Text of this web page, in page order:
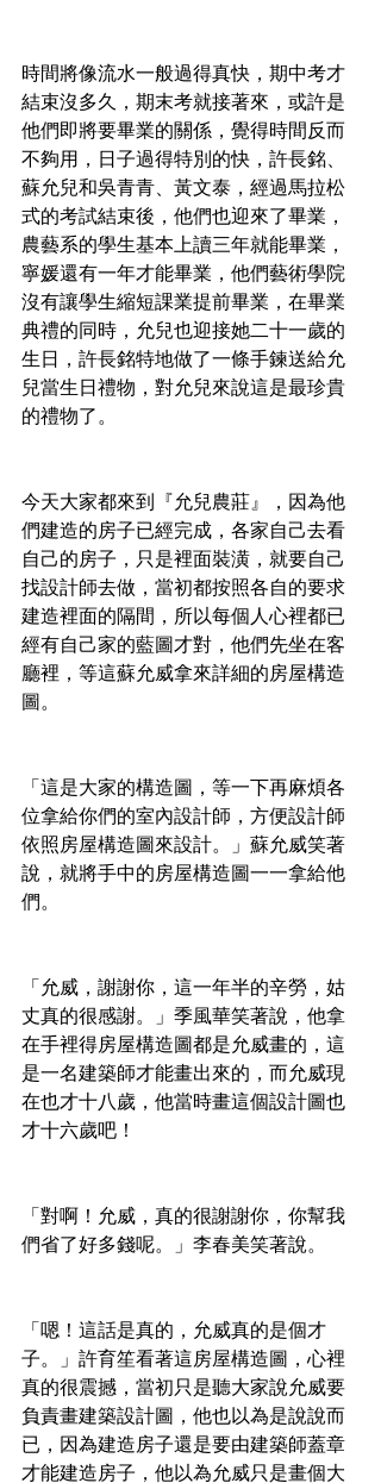
時間將像流水一般過得真快，期中考才
結束沒多久，期末考就接著來，或許是
他們即將要畢業的關係，覺得時間反而
不夠用，日子過得特別的快，許長銘、
蘇允兒和吳青青、黃文泰，經過馬拉松
式的考試結束後，他們也迎來了畢業，
農藝系的學生基本上讀三年就能畢業，
寧媛還有一年才能畢業，他們藝術學院
沒有讓學生縮短課業提前畢業，在畢業
典禮的同時，允兒也迎接她二十一歲的
生日，許長銘特地做了一條手鍊送給允
兒當生日禮物，對允兒來說這是最珍貴
的禮物了。
今天大家都來到『允兒農莊』，因為他
們建造的房子已經完成，各家自己去看
自己的房子，只是裡面裝潢，就要自己
找設計師去做，當初都按照各自的要求
建造裡面的隔間，所以每個人心裡都已
經有自己家的藍圖才對，他們先坐在客
廳裡，等這蘇允威拿來詳細的房屋構造
圖。
「這是大家的構造圖，等一下再麻煩各
位拿給你們的室內設計師，方便設計師
依照房屋構造圖來設計。」蘇允威笑著
說，就將手中的房屋構造圖一一拿給他
們。
「允威，謝謝你，這一年半的辛勞，姑
丈真的很感謝。」季風華笑著說，他拿
在手裡得房屋構造圖都是允威畫的，這
是一名建築師才能畫出來的，而允威現
在也才十八歲，他當時畫這個設計圖也
才十六歲吧！
「對啊！允威，真的很謝謝你，你幫我
們省了好多錢呢。」李春美笑著說。
「嗯！這話是真的，允威真的是個才
子。」許育笙看著這房屋構造圖，心裡
真的很震撼，當初只是聽大家說允威要
負責畫建築設計圖，他也以為是說說而
已，因為建造房子還是要由建築師蓋章
才能建造房子，他以為允威只是畫個大